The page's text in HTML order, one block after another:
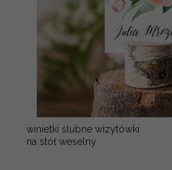
winietki ślubne wizytówki
na stół weselny